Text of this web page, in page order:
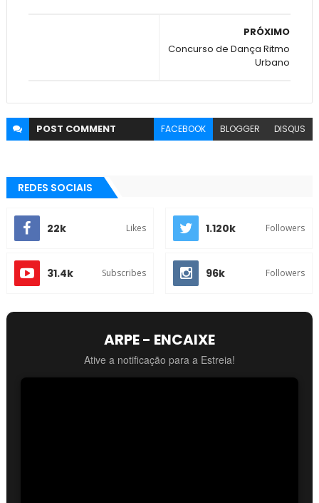
PRÓXIMO
Concurso de Dança Ritmo
Urbano
POST COMMENT FACEBOOK BLOGGER DISQUS
REDES SOCIAIS
22k Likes 1.120k Followers
31.4k Subscribes 96k Followers
ARPE - ENCAIXE
Ative a notificação para a Estreia!